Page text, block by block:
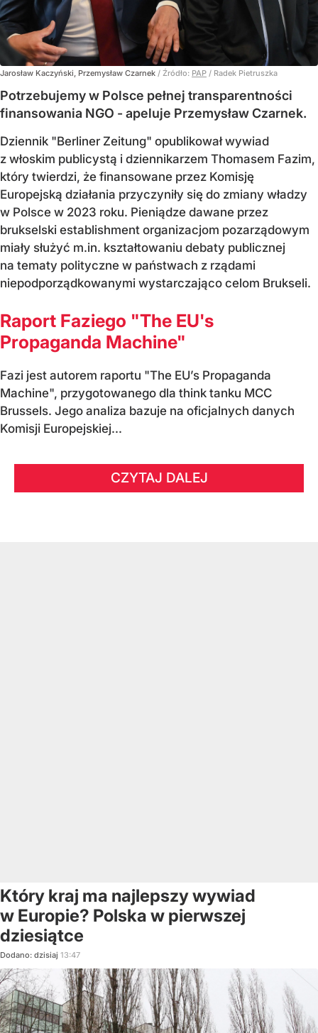
Jarosław Kaczyński, Przemysław Czarnek / Źródło: PAP / Radek Pietruszka
Potrzebujemy w Polsce pełnej transparentności
finansowania NGO - apeluje Przemysław Czarnek.
Dziennik "Berliner Zeitung" opublikował wywiad
z włoskim publicystą i dziennikarzem Thomasem Fazim,
który twierdzi, że finansowane przez Komisję
Europejską działania przyczyniły się do zmiany władzy
w Polsce w 2023 roku. Pieniądze dawane przez
brukselski establishment organizacjom pozarządowym
miały służyć m.in. kształtowaniu debaty publicznej
na tematy polityczne w państwach z rządami
niepodporządkowanymi wystarczająco celom Brukseli.
Raport Faziego "The EU's
Propaganda Machine"
Fazi jest autorem raportu "The EU’s Propaganda
Machine", przygotowanego dla think tanku MCC
Brussels. Jego analiza bazuje na oficjalnych danych
Komisji Europejskiej...
CZYTAJ DALEJ
Który kraj ma najlepszy wywiad
w Europie? Polska w pierwszej
dziesiątce
Dodano: dzisiaj 13:47